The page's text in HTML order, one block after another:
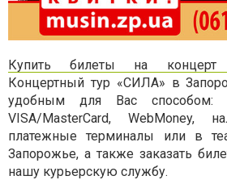
Купить билеты на концерт
Концертный тур «СИЛА» в
удобным для Вас способом:
VISA/MasterCard, WebMoney,
платежные терминалы или в
Запорожье, а также заказать
нашу курьерскую службу.